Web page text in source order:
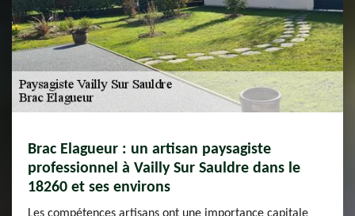
Brac Elagueur : un artisan paysagiste
professionnel à Vailly Sur Sauldre dans le
18260 et ses environs